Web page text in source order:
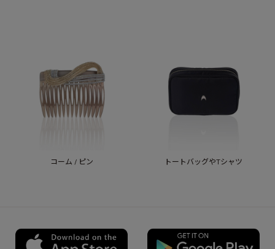
コーム / ピン トートバッグやTシャツ